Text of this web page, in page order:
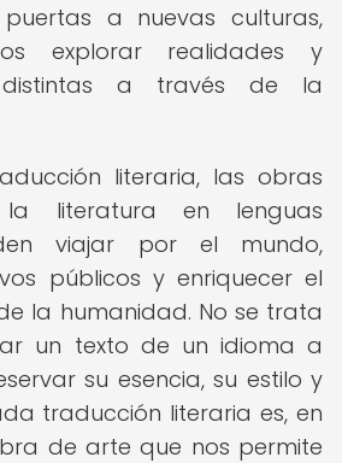
a nuevas culturas,
explorar realidades y
distintas a través de la
literaria, las obras
literatura en lenguas
viajar por el mundo,
públicos y enriquecer el
la humanidad. No se trata
un texto de un idioma a
su esencia, su estilo y
traducción literaria es, en
de arte que nos permite